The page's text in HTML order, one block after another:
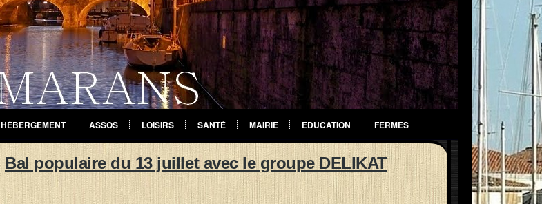
HÉBERGEMENT ASSOS LOISIRS SANTÉ MAIRIE EDUCATION FERMES
Bal populaire du 13 juillet avec le groupe DELIKAT